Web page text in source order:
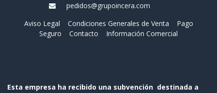
942 67 46 12
649 58 33 11
Aviso Legal
Condiciones Generales de Venta
Pago